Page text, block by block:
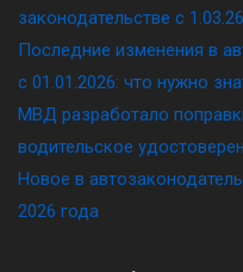
законодательстве c 1.03.26
Последние изменения в
c 01.01.2026: что нужно
МВД разработало
водительское
Новое в
2026 года